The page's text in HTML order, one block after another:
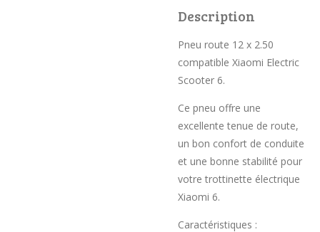
Description
Pneu route 12 x 2.50
compatible Xiaomi Electric
Scooter 6.
Ce pneu offre une
excellente tenue de route,
un bon confort de conduite
et une bonne stabilité pour
votre trottinette électrique
Xiaomi 6.
Caractéristiques :